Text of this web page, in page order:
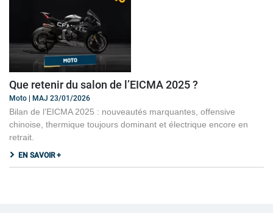
Que retenir du salon de l’EICMA 2025 ?
Moto | MAJ 23/01/2026
Bilan de l’EICMA 2025 : nouveautés marquantes, offensive
chinoise, thermique toujours dominant et électrique encore en
retrait.
EN SAVOIR +